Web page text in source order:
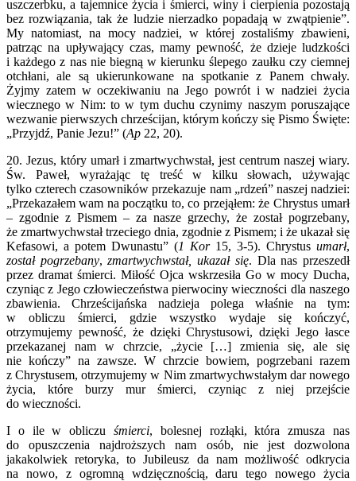
uszczerbku, a tajemnice życia i śmierci, winy i cierpienia pozostają
bez rozwiązania, tak że ludzie nierzadko popadają w zwątpienie”.
My natomiast, na mocy nadziei, w której zostaliśmy zbawieni,
patrząc na upływający czas, mamy pewność, że dzieje ludzkości
i każdego z nas nie biegną w kierunku ślepego zaułku czy ciemnej
otchłani, ale są ukierunkowane na spotkanie z Panem chwały.
Żyjmy zatem w oczekiwaniu na Jego powrót i w nadziei życia
wiecznego w Nim: to w tym duchu czynimy naszym poruszające
wezwanie pierwszych chrześcijan, którym kończy się Pismo Święte:
„Przyjdź, Panie Jezu!” (Ap 22, 20).
20. Jezus, który umarł i zmartwychwstał, jest centrum naszej wiary.
Św. Paweł, wyrażając tę treść w kilku słowach, używając
tylko czterech czasowników przekazuje nam „rdzeń” naszej nadziei:
„Przekazałem wam na początku to, co przejąłem: że Chrystus umarł
– zgodnie z Pismem – za nasze grzechy, że został pogrzebany,
że zmartwychwstał trzeciego dnia, zgodnie z Pismem; i że ukazał się
Kefasowi, a potem Dwunastu” (1 Kor15, 3-5). Chrystus umarł,
został pogrzebany,zmartwychwstał, ukazał się. Dla nas przeszedł
przez dramat śmierci. Miłość Ojca wskrzesiła Go w mocy Ducha,
czyniąc z Jego człowieczeństwa pierwociny wieczności dla naszego
zbawienia. Chrześcijańska nadzieja polega właśnie na tym:
w obliczu śmierci, gdzie wszystko wydaje się kończyć,
otrzymujemy pewność, że dzięki Chrystusowi, dzięki Jego łasce
przekazanej nam w chrzcie, „życie […] zmienia się, ale się
nie kończy” na zawsze. W chrzcie bowiem, pogrzebani razem
z Chrystusem, otrzymujemy w Nim zmartwychwstałym dar nowego
życia, które burzy mur śmierci, czyniąc z niej przejście
do wieczności.
I o ile w obliczu śmierci, bolesnej rozłąki, która zmusza nas
do opuszczenia najdroższych nam osób, nie jest dozwolona
jakakolwiek retoryka, to Jubileusz da nam możliwość odkrycia
na nowo, z ogromną wdzięcznością, daru tego nowego życia